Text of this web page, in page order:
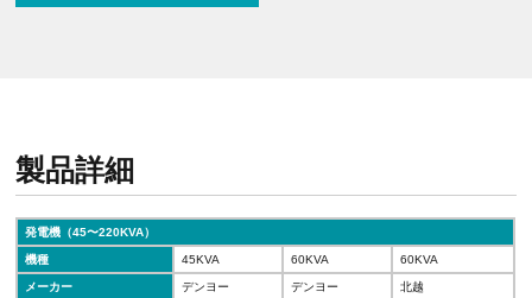
製品詳細
発電機（45〜220KVA）
機種 45KVA 60KVA 60KVA
メーカー デンヨー デンヨー 北越